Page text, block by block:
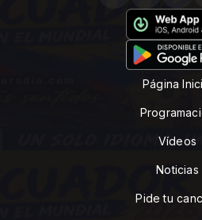
Página
Vídeos
Noticias
Pide tu